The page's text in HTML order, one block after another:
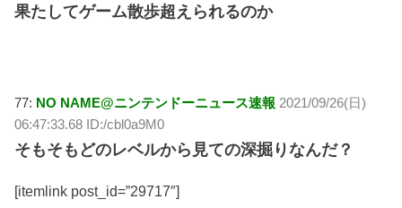
果たしてゲーム散歩超えられるのか
77: NO NAME@ニンテンドーニュース速報 2021/09/26(日)
06:47:33.68 ID:/cbl0a9M0
そもそもどのレベルから見ての深掘りなんだ？
[itemlink post_id=”29717″]